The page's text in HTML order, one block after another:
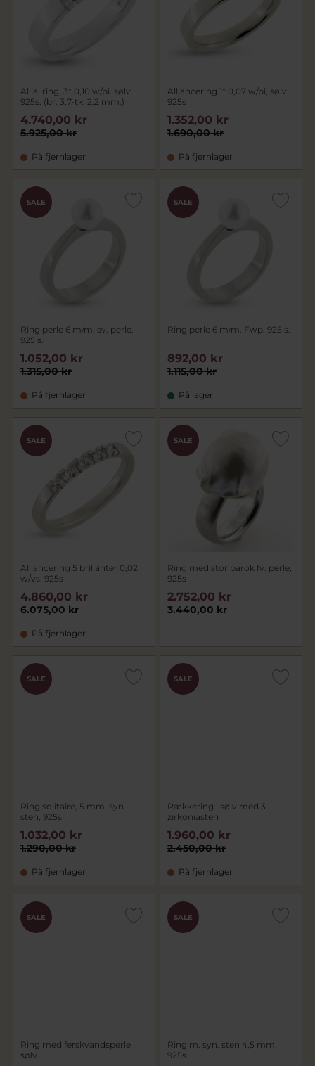
Allia. ring, 3* 0,10 w/pi. sølv
925s. (br. 3,7-tk. 2,2 mm.)
5.925,00 kr
4.740,00 kr
På fjernlager
Alliancering 1* 0,07 w/pi, sølv
925s
1.690,00 kr
1.352,00 kr
På fjernlager
SALE
Ring perle 6 m/m. sv. perle.
925 s.
1.315,00 kr
1.052,00 kr
På fjernlager
SALE
Ring perle 6 m/m. Fwp. 925 s.
1.115,00 kr
892,00 kr
På lager
SALE
Alliancering 5 brillanter 0,02
w/vs. 925s
6.075,00 kr
4.860,00 kr
På fjernlager
SALE
Ring med stor barok fv. perle,
925s
3.440,00 kr
2.752,00 kr
SALE
Ring solitaire, 5 mm. syn.
sten, 925s
1.290,00 kr
1.032,00 kr
På fjernlager
SALE
Rækkering i sølv med 3
zirkoniasten
2.450,00 kr
1.960,00 kr
På fjernlager
SALE
Ring med ferskvandsperle i
sølv
SALE
Ring m. syn. sten 4,5 mm.
925s.